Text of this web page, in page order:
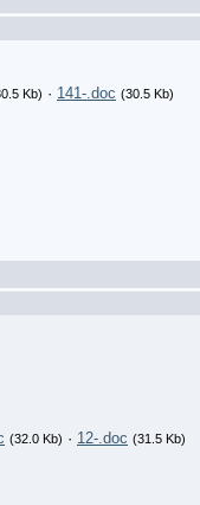
Kb) · 141-.doc (30.5 Kb)
(32.0 Kb) · 12-.doc (31.5 Kb)